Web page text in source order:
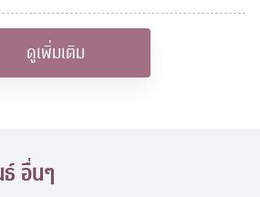
ดูเพิ่มเติม
อื่นๆ